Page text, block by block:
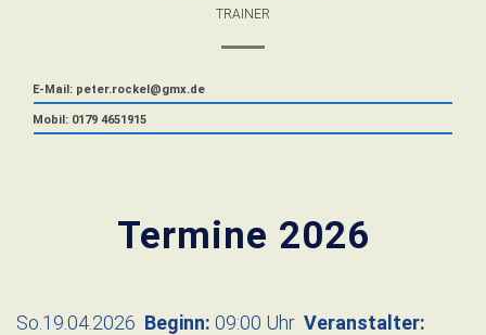
TRAINER
E-Mail: peter.rockel@gmx.de
Mobil: 0179 4651915
Termine 2026
So.19.04.2026 Beginn: 09:00 Uhr Veranstalter: